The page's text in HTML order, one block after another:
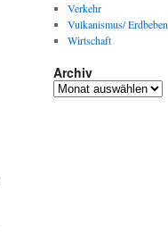
Verkehr
Vulkanismus/ Erdbeben
Wirtschaft
Archiv
Archiv